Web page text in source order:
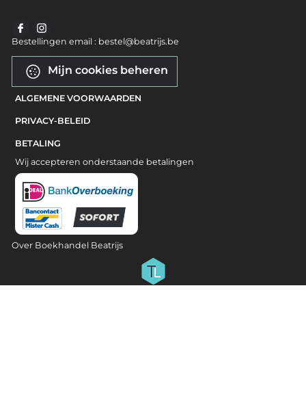
Bestellingen email : bestel@beatrijs.be
Mijn cookies beheren
ALGEMENE VOORWAARDEN
PRIVACY-BELEID
BETALING
Wij accepteren onderstaande betalingen
Over Boekhandel Beatrijs